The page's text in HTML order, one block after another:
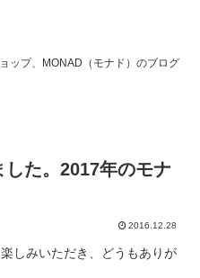
ップ、MONAD（モナド）のブログ
た。2017年のモナ
2016.12.28
しみいただき、どうもありが